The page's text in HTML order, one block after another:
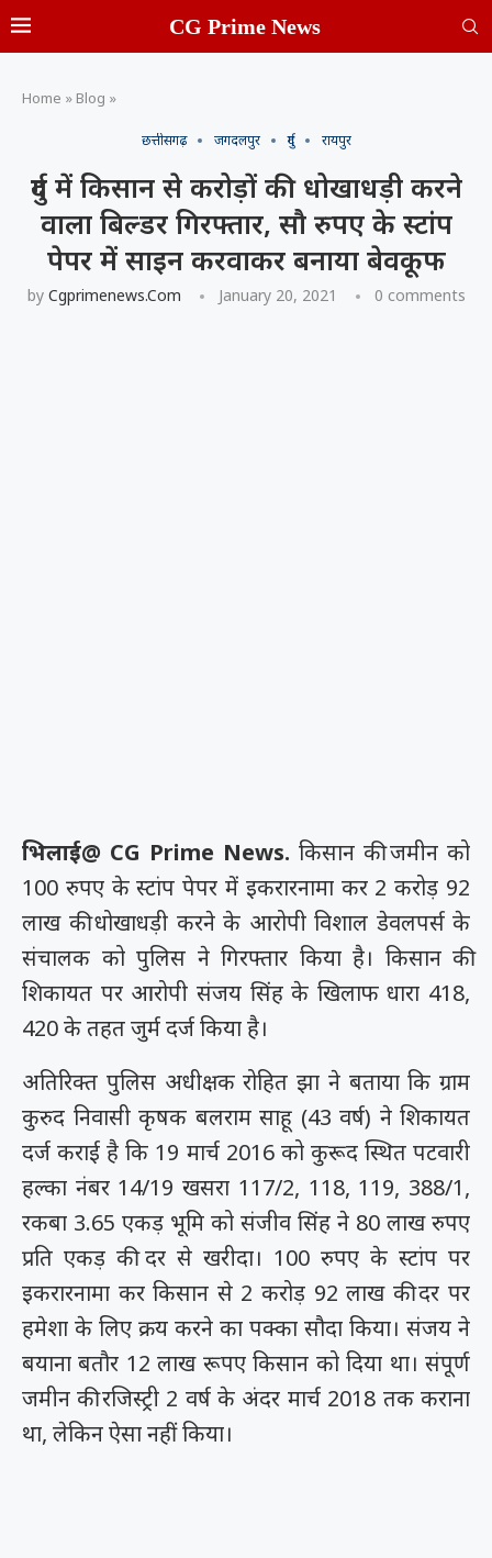
CG Prime News
Home » Blog »
छत्तीसगढ़ जगदलपुर दुर्ग रायपुर
दुर्ग में किसान से करोड़ों की धोखाधड़ी करने
वाला बिल्डर गिरफ्तार, सौ रुपए के स्टांप
पेपर में साइन करवाकर बनाया बेवकूफ
by Cgprimenews.com January 20, 2021 0 comments
भिलाई@ CG Prime News. किसान की जमीन को
100 रुपए के स्टांप पेपर में इकरारनामा कर 2 करोड़ 92
लाख की धोखाधड़ी करने के आरोपी विशाल डेवलपर्स के
संचालक को पुलिस ने गिरफ्तार किया है। किसान की
शिकायत पर आरोपी संजय सिंह के खिलाफ धारा 418,
420 के तहत जुर्म दर्ज किया है।
अतिरिक्त पुलिस अधीक्षक रोहित झा ने बताया कि ग्राम
कुरुद निवासी कृषक बलराम साहू (43 वर्ष) ने शिकायत
दर्ज कराई है कि 19 मार्च 2016 को कुरूद स्थित पटवारी
हल्का नंबर 14/19 खसरा 117/2, 118, 119, 388/1,
रकबा 3.65 एकड़ भूमि को संजीव सिंह ने 80 लाख रुपए
प्रति एकड़ की दर से खरीदा। 100 रुपए के स्टांप पर
इकरारनामा कर किसान से 2 करोड़ 92 लाख की दर पर
हमेशा के लिए क्रय करने का पक्का सौदा किया। संजय ने
बयाना बतौर 12 लाख रूपए किसान को दिया था। संपूर्ण
जमीन की रजिस्ट्री 2 वर्ष के अंदर मार्च 2018 तक कराना
था, लेकिन ऐसा नहीं किया।